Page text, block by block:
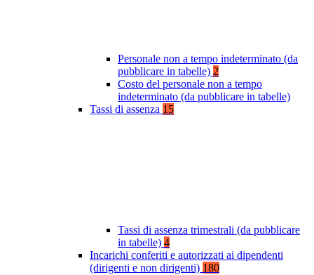
Personale non a tempo indeterminato (da
pubblicare in tabelle) 2
Costo del personale non a tempo
indeterminato (da pubblicare in tabelle)
Tassi di assenza 15
Tassi di assenza trimestrali (da pubblicare
in tabelle) 4
Incarichi conferiti e autorizzati ai dipendenti
(dirigenti e non dirigenti) 180